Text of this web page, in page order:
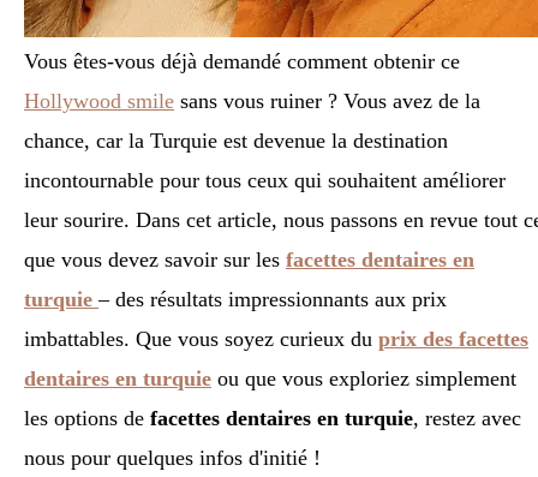
Vous êtes-vous déjà demandé comment obtenir ce
Hollywood smile sans vous ruiner ? Vous avez de la
chance, car la Turquie est devenue la destination
incontournable pour tous ceux qui souhaitent améliorer
leur sourire. Dans cet article, nous passons en revue tout
que vous devez savoir sur les facettes dentaires en
turquie – des résultats impressionnants aux prix
imbattables. Que vous soyez curieux du prix des facettes
dentaires en turquie ou que vous exploriez simplement
les options de facettes dentaires en turquie, restez avec
nous pour quelques infos d'initié !